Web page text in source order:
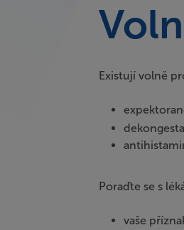
Existují volně
Poraďte se s
vaše